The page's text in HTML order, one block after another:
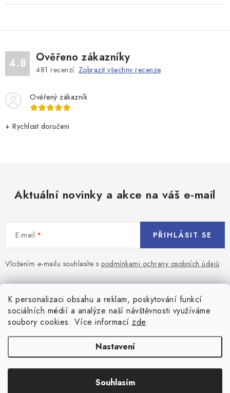
K personalizaci obsahu a reklam, poskytování funkcí
sociálních médií a analýze naší návštěvnosti využíváme
soubory cookies. Více informací zde.
Nastavení
Souhlasím
4.8 Ověřeno zákazníky
481 recenzí. Zobrazit všechny recenze
Ověřený zákazník
+ Rychlost doručeni
Aktuální novinky a akce na váš e-mail
E-mail
Vložením e-mailu souhlasíte s podmínkami ochrany osobních údajů
PŘIHLÁSIT SE
Z
á
Blog
Jaký terč na šipky vybrat pro začátečníka?
Přihlášení
Všeobecné obchodní podmínky
Game-center.cz. Všechna práva vyhrazena.